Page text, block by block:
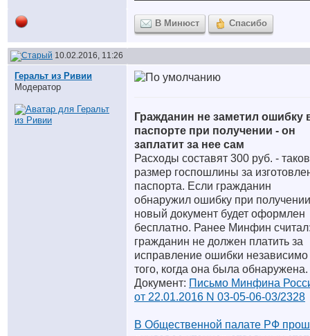
В Минюст Спасибо
10.02.2016, 11:26
Геральт из Ривии
Модератор
Гражданин не заметил ошибку
паспорте при получении - он
заплатит за нее сам
Расходы составят 300 руб. - таков
размер госпошлины за
паспорта. Если гражданин
обнаружил ошибку при
новый документ будет оформлен
бесплатно. Ранее Минфин
гражданин не должен платить за
исправление ошибки независимо
того, когда она была обнаружена.
Документ: Письмо Минфина
от 22.01.2016 N 03-05-06-03/2328
В Общественной палате РФ